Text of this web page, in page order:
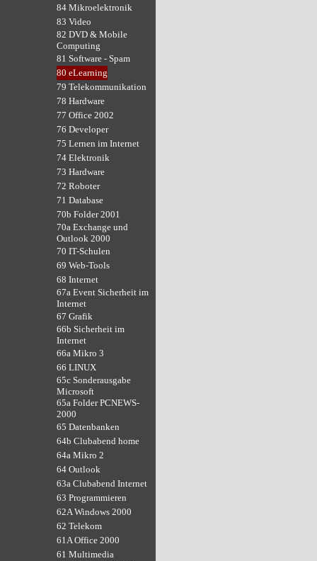
84 Mikroelektronik
83 Video
82 DVD & Mobile
Computing
81 Software - Spam
80 eLearning
79 Telekommunikation
78 Hardware
77 Office 2002
76 Developer
75 Lernen im Internet
74 Elektronik
73 Hardware
72 Roboter
71 Database
70b Folder 2001
70a Exchange und
Outlook 2000
70 IT-Schulen
69 Web-Tools
68 Internet
67a Event Sicherheit im
Internet
67 Grafik
66b Sicherheit im
Internet
66a Mikro 3
66 LINUX
65c Sonderausgabe
Microsoft
65a Folder PCNEWS-
2000
65 Datenbanken
64b Clubabend home
64a Mikro 2
64 Outlook
63a Clubabend Internet
63 Programmieren
62A Windows 2000
62 Telekom
61A Office 2000
61 Multimedia